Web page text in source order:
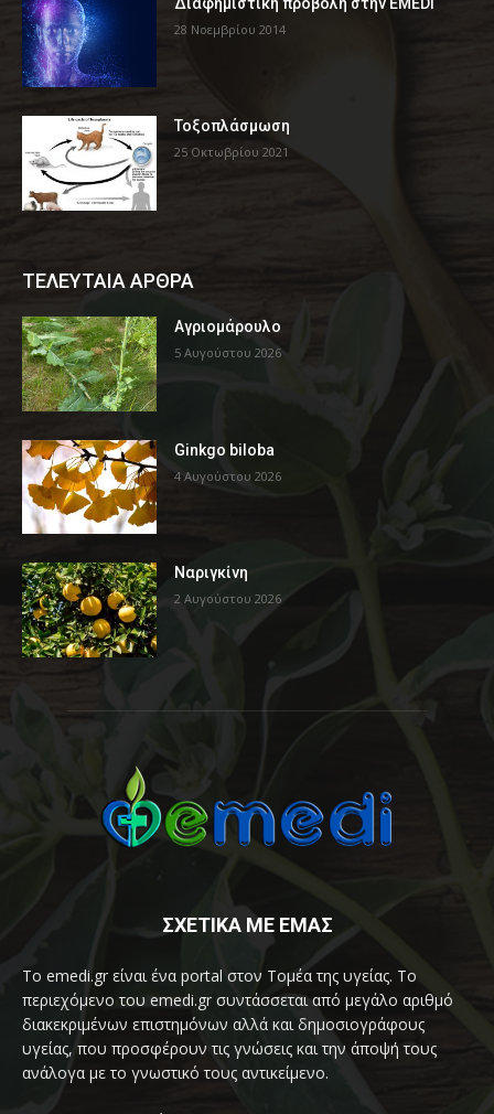
28 Νοεμβρίου 2014
Τοξοπλάσμωση
25 Οκτωβρίου 2021
ΤΕΛΕΥΤΑΙΑ ΑΡΘΡΑ
Αγριομάρουλο
5 Αυγούστου 2026
Ginkgo biloba
4 Αυγούστου 2026
Ναριγκίνη
2 Αυγούστου 2026
ΣΧΕΤΙΚΑ ΜΕ ΕΜΑΣ
Το emedi.gr είναι ένα portal στον Τομέα της υγείας. Το
περιεχόμενο του emedi.gr συντάσσεται από μεγάλο αριθμό
διακεκριμένων επιστημόνων αλλά και δημοσιογράφους
υγείας, που προσφέρουν τις γνώσεις και την άποψή τους
ανάλογα με το γνωστικό τους αντικείμενο.